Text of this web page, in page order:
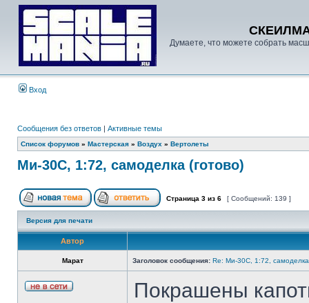
Думаете, что можете собрать
Вход
Сообщения без ответов | Активные темы
Список форумов » Мастерская » Воздух » Вертолеты
Ми-30С, 1:72, самоделка (готово)
Страница 3 из 6 [ Сообщений: 139 ]
Версия для печати
Автор
Марат Заголовок сообщения: Re: Ми-30С, 1:72, самоделка
Покрашены